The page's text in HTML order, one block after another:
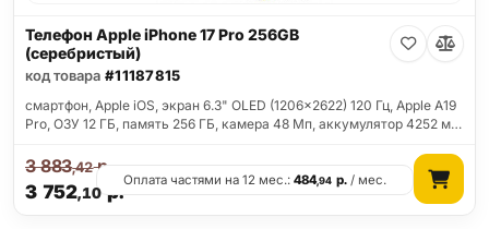
Телефон Apple iPhone 17 Pro 256GB
(серебристый)
код товара #11187815
смартфон, Apple iOS, экран 6.3" OLED (1206x2622) 120 Гц, Apple A19
Pro, ОЗУ 12 ГБ, память 256 ГБ, камера 48 Мп, аккумулятор 4252 м…
3 752,10 р.
3 883,42р.
Оплата частями на 12 мес.:484,94 р./ мес.